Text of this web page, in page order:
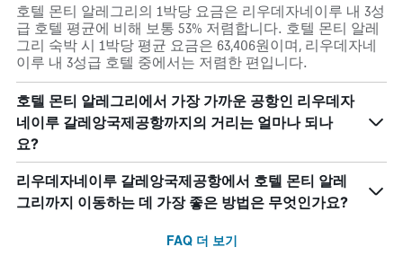
호텔 몬티 알레그리의 1박당 요금은 리우데자네이루 내 3성
급 호텔 평균에 비해 보통 53% 저렴합니다. 호텔 몬티 알레
그리 숙박 시 1박당 평균 요금은 63,406원이며, 리우데자네
이루 내 3성급 호텔 중에서는 저렴한 편입니다.
호텔 몬티 알레그리에서 가장 가까운 공항인 리우데자
네이루 갈레앙국제공항까지의 거리는 얼마나 되나
요?
리우데자네이루 갈레앙국제공항에서 호텔 몬티 알레
그리까지 이동하는 데 가장 좋은 방법은 무엇인가요?
FAQ 더 보기